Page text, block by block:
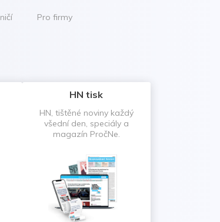
Pro firmy
HN tisk
HN, tištěné noviny každý
všední den, speciály a
magazín PročNe.